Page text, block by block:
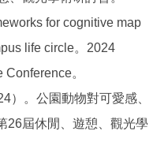
for cognitive map
life circle。2024
。
）。公園動物對可愛感、
26屆休閒、遊憩、觀光學